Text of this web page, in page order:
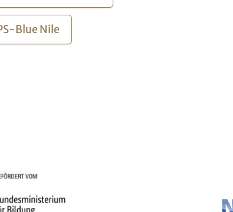
Blue Nile